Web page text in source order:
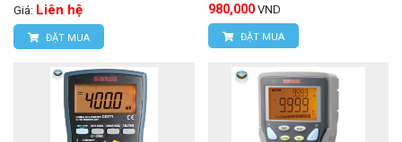
Giá: Liên hệ
ĐẶT MUA
980,000 VND
ĐẶT MUA